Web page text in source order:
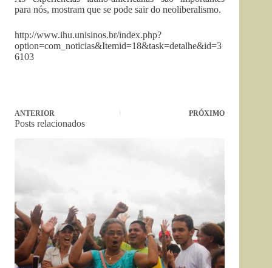
para nós, mostram que se pode sair do neoliberalismo.
http://www.ihu.unisinos.br/index.php?
option=com_noticias&Itemid=18&task=detalhe&id=3
6103
ANTERIOR PRÓXIMO
Posts relacionados